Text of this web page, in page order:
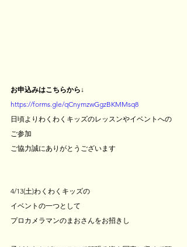
お申込みはこちらから↓
https://forms.gle/qCnymzwGgzBKMMsq8
日頃よりわくわくキッズのレッスンやイベントへの
ご参加
ご協力誠にありがとうございます
4/13(土)わくわくキッズの
イベントの一つとして
プロカメラマンのまおさんをお招きし